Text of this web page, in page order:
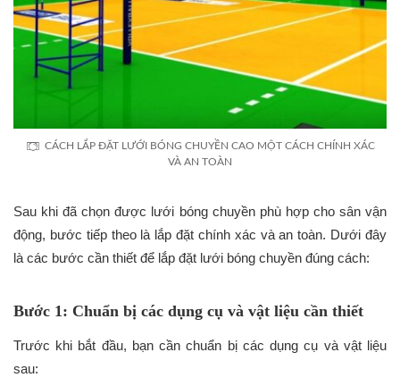
CÁCH LẮP ĐẶT LƯỚI BÓNG CHUYỀN CAO MỘT CÁCH CHÍNH XÁC
VÀ AN TOÀN
Sau khi đã chọn được lưới bóng chuyền phù hợp cho sân vận
động, bước tiếp theo là lắp đặt chính xác và an toàn. Dưới đây
là các bước cần thiết để lắp đặt lưới bóng chuyền đúng cách:
Bước 1: Chuẩn bị các dụng cụ và vật liệu cần thiết
Trước khi bắt đầu, bạn cần chuẩn bị các dụng cụ và vật liệu
sau: